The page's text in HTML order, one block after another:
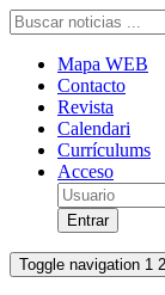
Mapa WEB
Contacto
Revista
Calendari
Currículums
Acceso
Toggle navigation 1 2